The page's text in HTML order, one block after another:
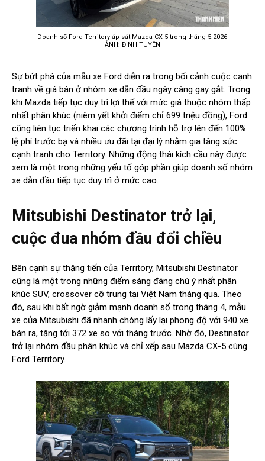
Doanh số Ford Territory áp sát Mazda CX-5 trong tháng 5.2026
ẢNH: ĐÌNH TUYÊN
Sự bứt phá của mẫu xe Ford diễn ra trong bối cảnh cuộc cạnh
tranh về giá bán ở nhóm xe dẫn đầu ngày càng gay gắt. Trong
khi Mazda tiếp tục duy trì lợi thế với mức giá thuộc nhóm thấp
nhất phân khúc (niêm yết khởi điểm chỉ 699 triệu đồng), Ford
cũng liên tục triển khai các chương trình hỗ trợ lên đến 100%
lệ phí trước bạ và nhiều ưu đãi tại đại lý nhằm gia tăng sức
cạnh tranh cho Territory. Những động thái kích cầu này được
xem là một trong những yếu tố góp phần giúp doanh số nhóm
xe dẫn đầu tiếp tục duy trì ở mức cao.
Mitsubishi Destinator trở lại,
cuộc đua nhóm đầu đổi chiều
Bên cạnh sự thăng tiến của Territory, Mitsubishi Destinator
cũng là một trong những điểm sáng đáng chú ý nhất phân
khúc SUV, crossover cỡ trung tại Việt Nam tháng qua. Theo
đó, sau khi bất ngờ giảm mạnh doanh số trong tháng 4, mẫu
xe của Mitsubishi đã nhanh chóng lấy lại phong độ với 940 xe
bán ra, tăng tới 372 xe so với tháng trước. Nhờ đó, Destinator
trở lại nhóm đầu phân khúc và chỉ xếp sau Mazda CX-5 cùng
Ford Territory.